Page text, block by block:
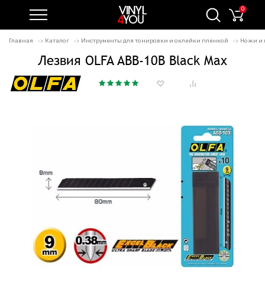
0
Главная Каталог Инструменты для тонировки и оклейки пленкой Ножи и
Лезвия OLFA ABB-10B Black Max